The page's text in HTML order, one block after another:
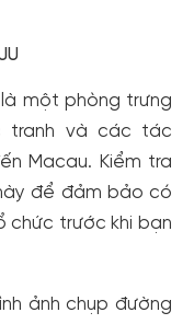
một phòng trưng
tranh và các tác
Macau. Kiểm tra
để đảm bảo có
chức trước khi bạn
ảnh chụp đường